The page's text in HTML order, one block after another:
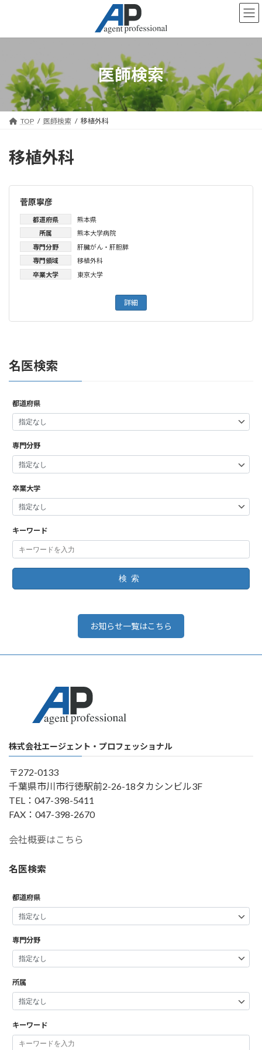
ン
キ
プ
ー
に
動
医師検索
TOP 医師検索 移植外科
移植外科
菅原寧彦
都道府県
熊本県
所属
熊本大学病院
専門分野
肝臓がん・肝胆膵
専門領域
移植外科
卒業大学
東京大学
詳細
名医検索
都道府県
専門分野
卒業大学
キーワード
検索
お知らせ一覧はこちら
株式会社エージェント・プロフェッショナル
〒272-0133
千葉県市川市行徳駅前2-26-18タカシンビル3F
TEL：047-398-5411
FAX：047-398-2670
会社概要はこちら
名医検索
都道府県
専門分野
所属
キーワード